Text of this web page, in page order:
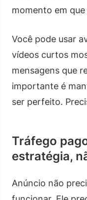
momento em
Você pode usar
vídeos curtos
mensagens que
importante é
ser perfeito.
Tráfego
estratégia,
Anúncio não